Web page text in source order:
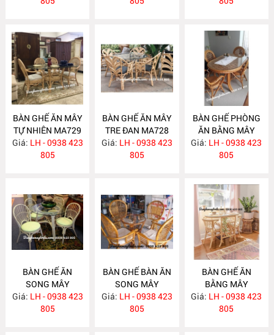
BÀN GHẾ ĂN MÂY
TỰ NHIÊN MA729
Giá: LH - 0938 423
805
BÀN GHẾ ĂN MÂY
TRE ĐAN MA728
Giá: LH - 0938 423
805
BÀN GHẾ PHÒNG
ĂN BẰNG MÂY
MA727
Giá: LH - 0938 423
805
BÀN GHẾ ĂN
SONG MÂY
MA726
Giá: LH - 0938 423
805
BÀN GHẾ BÀN ĂN
SONG MÂY
MA725
Giá: LH - 0938 423
805
BÀN GHẾ ĂN
BẰNG MÂY
MA724
Giá: LH - 0938 423
805